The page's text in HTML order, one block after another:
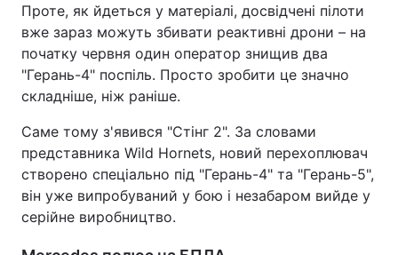
Проте, як йдеться у матеріалі, досвідчені пілоти
вже зараз можуть збивати реактивні дрони – на
початку червня один оператор знищив два
"Герань-4" поспіль. Просто зробити це значно
складніше, ніж раніше.
Саме тому з'явився "Стінг 2". За словами
представника Wild Hornets, новий перехоплювач
створено спеціально під "Герань-4" та "Герань-5",
він уже випробуваний у бою і незабаром вийде у
серійне виробництво.